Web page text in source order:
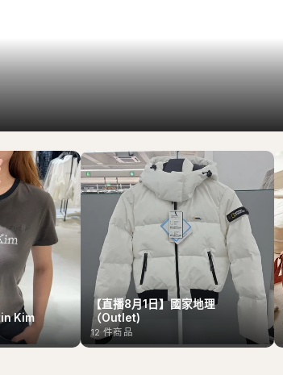
Kim
【直播8月1日】國家地理
（Outlet)
12 件商品